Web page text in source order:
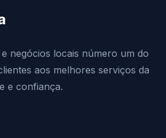
negócios locais número um do
aos melhores serviços da
e confiança.